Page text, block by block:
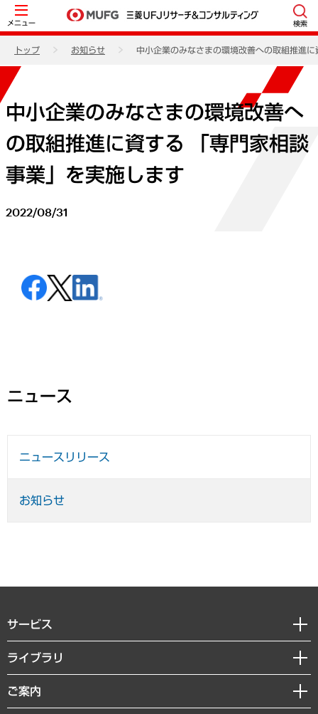
メニュー 検索
トップ お知らせ 中小企業のみなさまの環境改善への取組推進
中小企業のみなさまの環境改善へ
の取組推進に資する 「専門家相談
事業」を実施します
2022/08/31
ニュース
ニュースリリース
お知らせ
サービス
経営戦略
組織・人事戦略
デジタルイノベーション
ライブラリ
経済調査
レポート
ご案内